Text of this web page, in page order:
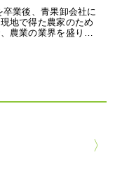
業後、青果卸会社に
地で得た農家のため
農業の業界を盛り…